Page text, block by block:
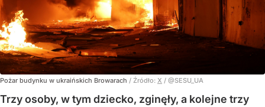
Pożar budynku w ukraińskich Browarach / Źródło: X / @SESU_UA
Trzy osoby, w tym dziecko, zginęły, a kolejne trzy